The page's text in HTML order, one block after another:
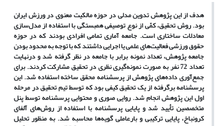
هدف از این پژوهش تدوین مدلی در حوزه مالکیت معنوی در ورزش ایران
بود. روش تحقیق، کمّی از نوع توصیفی همبستگی با استفاده از مدل‌سازی
معادلات ساختاری است. جامعه آماری تمامی افرادی بودند که در حوزه
حقوق ورزشی فعالیت‌های علمی یا اجرایی داشتند که با توجه به محدود بودن
جامعه پژوهش، تعداد نمونه برابر با جامعه در نظر گرفته شد و درنهایت
تعداد 72 نفر به صورت نمونه‌ گیری نظری در تحقیق مشارکت کردند. برای
جمع‌آوری داده‌های پژوهش از پرسشنامه محقق ساخته استفاده شد. این
پرسشنامه برگرفته از یک تحقیق کیفی بود که توسط تیم تحقیق در مرحله
اول این پژوهش انجام شد. روایی صوری و محتوایی پرسشنامه توسط پنل
متخصصین تأیید شد و پایایی پرسشنامه با استفاده از روش‌های آلفای
کرونباخ، پایایی ترکیبی و بارعاملی گویه‌ها محاسبه شد. به منظور تحلیل